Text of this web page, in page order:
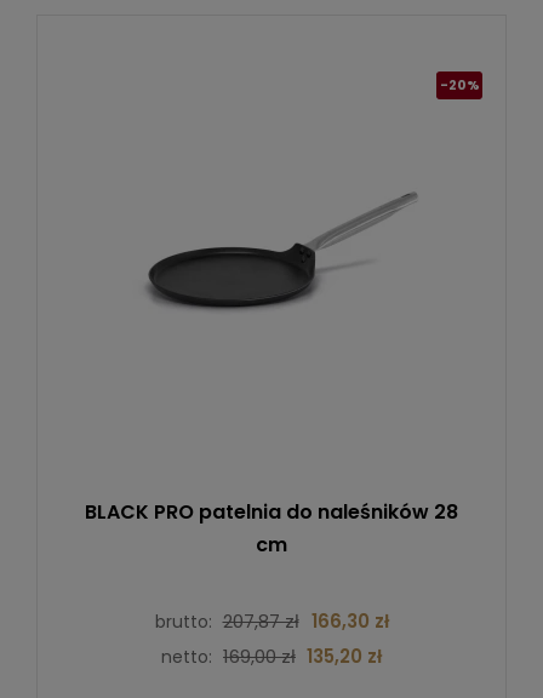
-20%
BLACK PRO patelnia do naleśników 28
cm
brutto: 207,87 zł 166,30 zł
netto: 169,00 zł 135,20 zł